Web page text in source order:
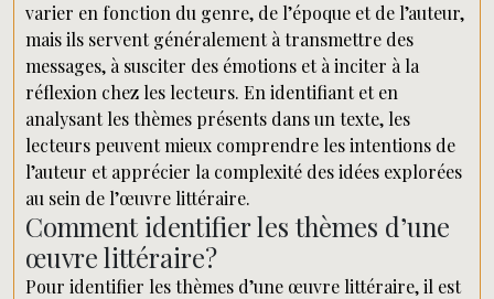
varier en fonction du genre, de l’époque et de l’auteur,
mais ils servent généralement à transmettre des
messages, à susciter des émotions et à inciter à la
réflexion chez les lecteurs. En identifiant et en
analysant les thèmes présents dans un texte, les
lecteurs peuvent mieux comprendre les intentions de
l’auteur et apprécier la complexité des idées explorées
au sein de l’œuvre littéraire.
Comment identifier les thèmes d’une
œuvre littéraire?
Pour identifier les thèmes d’une œuvre littéraire, il est